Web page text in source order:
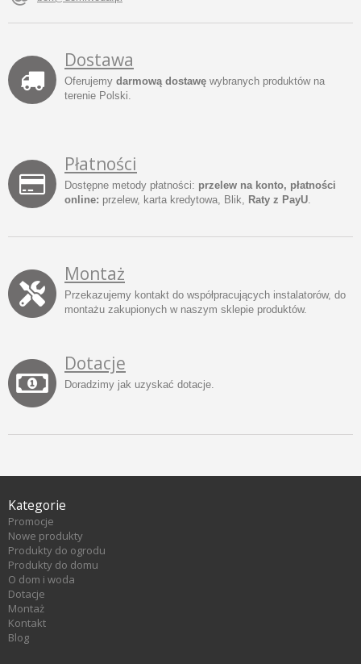
Dostawa
Oferujemy darmową dostawę wybranych produktów na
terenie Polski.
Płatności
Dostępne metody płatności: przelew na konto, płatności
online: przelew, karta kredytowa, Blik, Raty z PayU.
Montaż
Przekazujemy kontakt do współpracujących instalatorów, do
montażu zakupionych w naszym sklepie produktów.
Dotacje
Doradzimy jak uzyskać dotacje.
Kategorie
Promocje
Nowe produkty
Produkty do ogrodu
Produkty do domu
O dom i woda
Dotacje
Montaż
Kontakt
Blog